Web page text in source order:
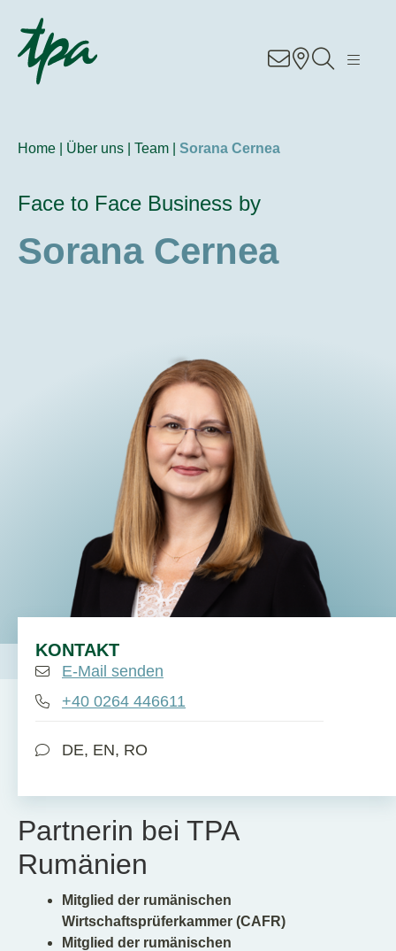
Knowhow
Branchen
Über Uns
Karriere
Home | Über uns | Team | Sorana Cernea
Face to Face Business by
Sorana Cernea
KONTAKT
E-Mail senden
+40 0264 446611
DE, EN, RO
Partnerin bei TPA
Rumänien
Mitglied der rumänischen
Wirtschaftsprüferkammer (CAFR)
Mitglied der rumänischen